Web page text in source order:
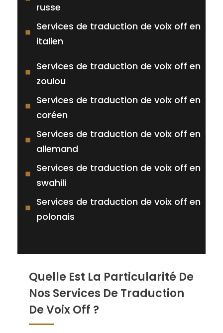
russe
Services de traduction de voix off en
italien
Services de traduction de voix off en
zoulou
Services de traduction de voix off en
coréen
Services de traduction de voix off en
allemand
Services de traduction de voix off en
swahili
Services de traduction de voix off en
polonais
Quelle Est La Particularité De
Nos Services De Traduction
De Voix Off ?